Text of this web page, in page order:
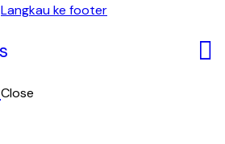
Langkau ke footer
Close